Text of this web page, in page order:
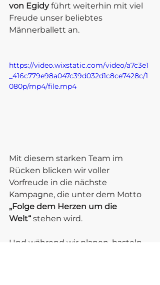
von Egidy führt weiterhin mit viel
Freude unser beliebtes
Männerballett an.
https://video.wixstatic.com/video/a7c3e1
_416c779e98a047c39d032d1c8ce7428c/1
080p/mp4/file.mp4
Mit diesem starken Team im
Rücken blicken wir voller
Vorfreude in die nächste
Kampagne, die unter dem Motto
„Folge dem Herzen um die
Welt“ stehen wird.
Und während wir planen, basteln